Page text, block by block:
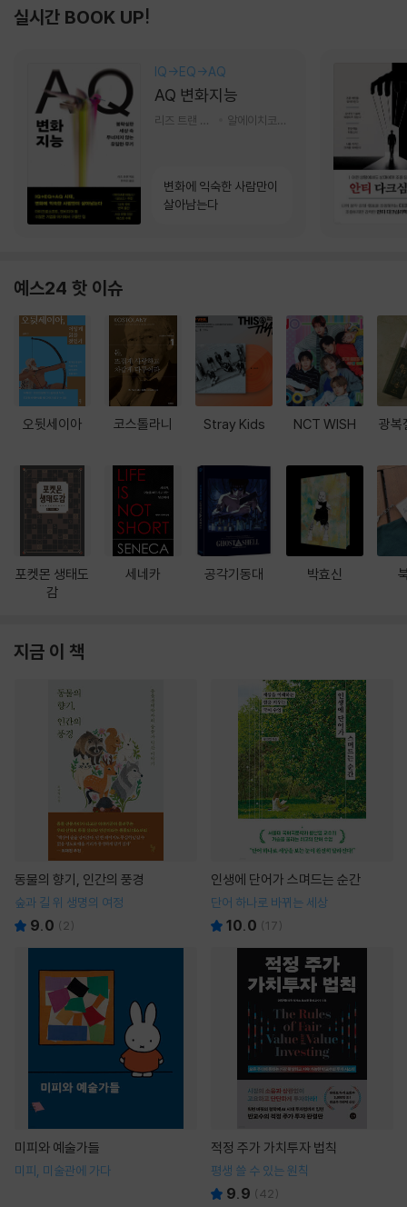
실시간 BOOK UP!
IQ→EQ→AQ
AQ 변화지능
변화에 익숙한 사람만이
살아남는다
예스24 핫 이슈
오뒷세이아
포켓몬 생태도
감
코스톨라니
세네카
Stray Kids
공각기동대
NCT WISH
박효신
광복
지금 이 책
동물의 향기, 인간의 풍경
숲과 길 위 생명의 여정
9.0 ( 2)
인생에 단어가 스며드는 순간
단어 하나로 바뀌는 세상
10.0 (17)
미피와 예술가들
미피, 미술관에 가다
적정 주가 가치투자 법칙
평생 쓸 수 있는 원칙
9.9 (42)